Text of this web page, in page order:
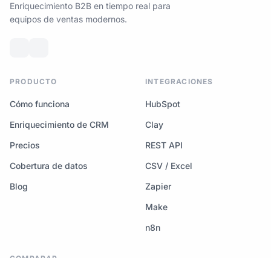
Enriquecimiento B2B en tiempo real para
equipos de ventas modernos.
PRODUCTO
Cómo funciona
Enriquecimiento de CRM
Precios
Cobertura de datos
Blog
INTEGRACIONES
HubSpot
Clay
REST API
CSV / Excel
Zapier
Make
n8n